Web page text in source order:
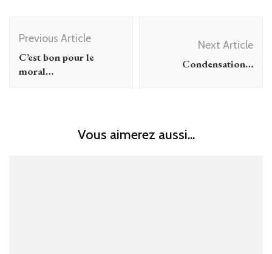
Navigation
Previous Article
C’est bon pour le
moral…
Next Article
Condensation…
Vous aimerez aussi...